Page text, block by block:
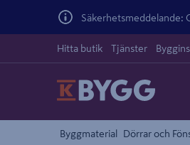
Säkerhetsmeddelande:
Hitta butik Tjänster
Byggmaterial Dörrar och